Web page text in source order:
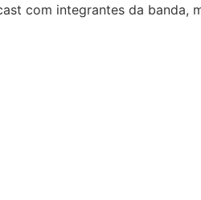
com integrantes da banda,